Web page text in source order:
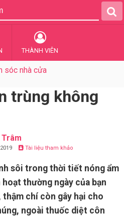
THÀNH VIÊN
sóc nhà cửa
trùng không
Trâm
Tài liệu tham khảo
sôi trong thời tiết nóng ẩm
thường ngày của bạn
chí còn gây hại cho
ngoài thuốc diệt côn